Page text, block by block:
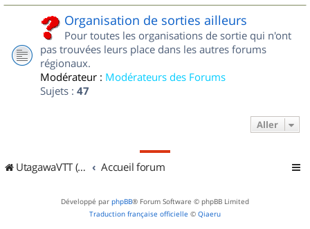
Organisation de sorties ailleurs
Pour toutes les organisations de sortie qui n'ont
pas trouvées leurs place dans les autres forums
régionaux.
Modérateur : Modérateurs des Forums
Sujets : 47
Aller
UtagawaVTT (Randos VTT et VTTAE avec traces GPS) Accueil forum
Développé par phpBB® Forum Software © phpBB Limited
Traduction française officielle © Qiaeru